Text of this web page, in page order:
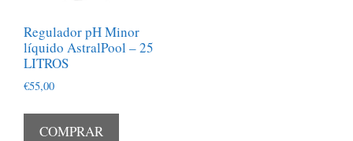
Regulador pH Minor
líquido AstralPool – 25
LITROS
€55,00
COMPRAR